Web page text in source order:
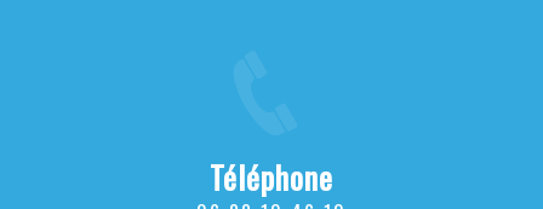
Téléphone